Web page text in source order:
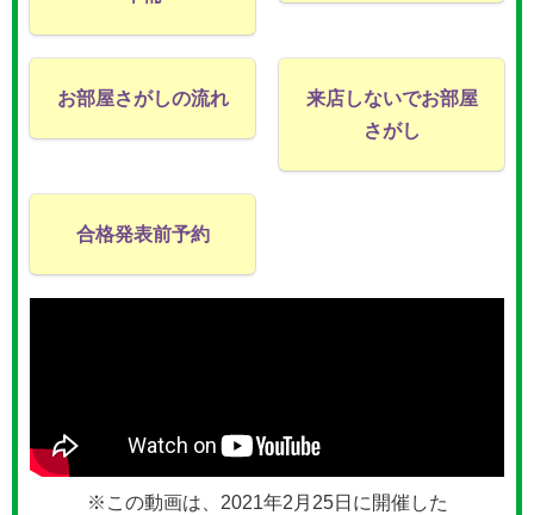
お部屋さがしの流れ
来店しないでお部屋
さがし
合格発表前予約
※この動画は、2021年2月25日に開催した